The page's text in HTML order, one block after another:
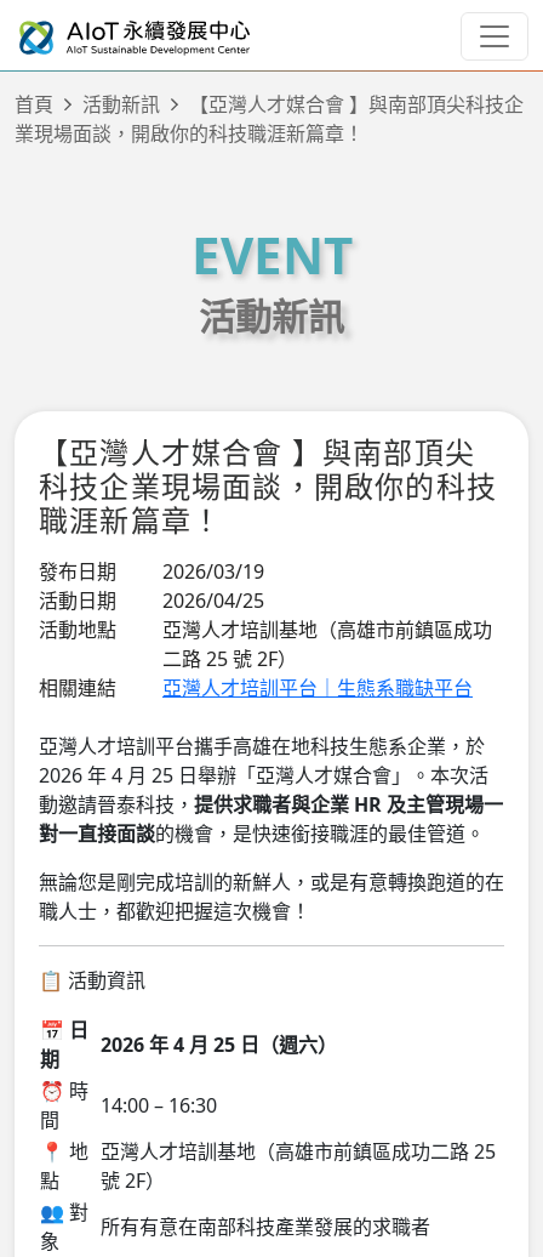
首頁 活動新訊
【亞灣人才媒合會 】與南部頂尖科技企
業現場面談，開啟你的科技職涯新篇章！
EVENT
活動新訊
【亞灣人才媒合會 】與南部頂尖
科技企業現場面談，開啟你的科技
職涯新篇章！
發布日期
2026/03/19
活動日期
2026/04/25
活動地點
亞灣人才培訓基地（高雄市前鎮區成功
二路 25 號 2F）
相關連結
亞灣人才培訓平台｜生態系職缺平台
亞灣人才培訓平台攜手高雄在地科技生態系企業，於
2026 年 4 月 25 日舉辦「亞灣人才媒合會」。本次活
動邀請晉泰科技， 提供求職者與企業 HR 及主管現場一
對一直接面談的機會，是快速銜接職涯的最佳管道。
無論您是剛完成培訓的新鮮人，或是有意轉換跑道的在
職人士，都歡迎把握這次機會！
📋 活動資訊
📅 日
期
2026 年 4 月 25 日（週六）
⏰ 時
間
14:00 – 16:30
📍 地
點
亞灣人才培訓基地（高雄市前鎮區成功二路 25
號 2F）
👥 對
象
所有有意在南部科技產業發展的求職者